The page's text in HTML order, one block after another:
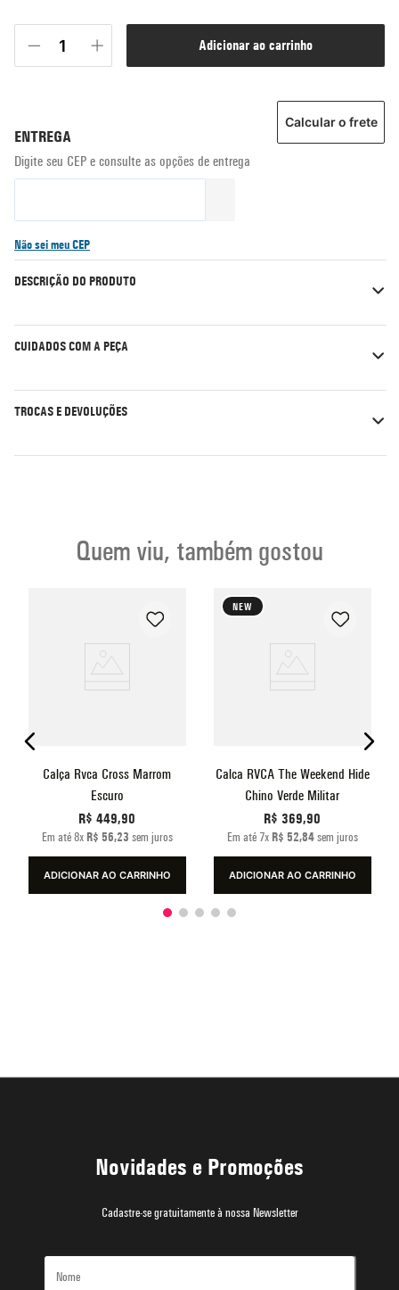
adicionar ao carrinho
Não sei meu CEP
Calcular o frete
DESCRIÇÃO DO PRODUTO
CUIDADOS COM A PEÇA
TROCAS E DEVOLUÇÕES
Quem viu, também gostou
Calça Rvca Cross Marrom
Escuro
R$ 449,90
Em até8x R$ 56,23 sem juros
ADICIONAR AO CARRINHO
NEW
Calca RVCA The Weekend Hide
Chino Verde Militar
R$ 369,90
Em até 7x R$ 52,84sem juros
ADICIONAR AO CARRINHO
Novidades e Promoções
Cadastre-se gratuitamente à nossa Newsletter